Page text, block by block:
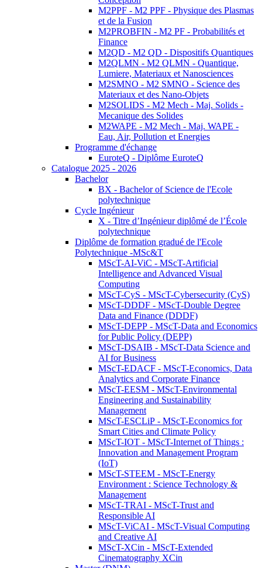
M2PPF - M2 PPF - Physique des Plasmas
et de la Fusion
M2PROBFIN - M2 PF - Probabilités et
Finance
M2QD - M2 QD - Dispositifs Quantiques
M2QLMN - M2 QLMN - Quantique,
Lumiere, Materiaux et Nanosciences
M2SMNO - M2 SMNO - Science des
Materiaux et des Nano-Objets
M2SOLIDS - M2 Mech - Maj. Solids -
Mecanique des Solides
M2WAPE - M2 Mech - Maj. WAPE -
Eau, Air, Pollution et Energies
Programme d'échange
EuroteQ - Diplôme EuroteQ
Catalogue 2025 - 2026
Bachelor
BX - Bachelor of Science de l'Ecole
polytechnique
Cycle Ingénieur
X - Titre d’Ingénieur diplômé de l’École
polytechnique
Diplôme de formation gradué de l'Ecole
Polytechnique -MSc&T
MScT-AI-ViC - MScT-Artificial
Intelligence and Advanced Visual
Computing
MScT-CyS - MScT-Cybersecurity (CyS)
MScT-DDDF - MScT-Double Degree
Data and Finance (DDDF)
MScT-DEPP - MScT-Data and Economics
for Public Policy (DEPP)
MScT-DSAIB - MScT-Data Science and
AI for Business
MScT-EDACF - MScT-Economics, Data
Analytics and Corporate Finance
MScT-EESM - MScT-Environmental
Engineering and Sustainability
Management
MScT-ESCLiP - MScT-Economics for
Smart Cities and Climate Policy
MScT-IOT - MScT-Internet of Things :
Innovation and Management Program
(IoT)
MScT-STEEM - MScT-Energy
Environment : Science Technology &
Management
MScT-TRAI - MScT-Trust and
Responsible AI
MScT-ViCAI - MScT-Visual Computing
and Creative AI
MScT-XCin - MScT-Extended
Cinematography XCin